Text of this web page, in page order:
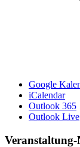
Google
iCalendar
Outlook 365
Outlook Live